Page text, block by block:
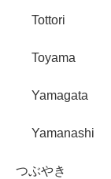
Tottori
Toyama
Yamagata
Yamanashi
つぶやき